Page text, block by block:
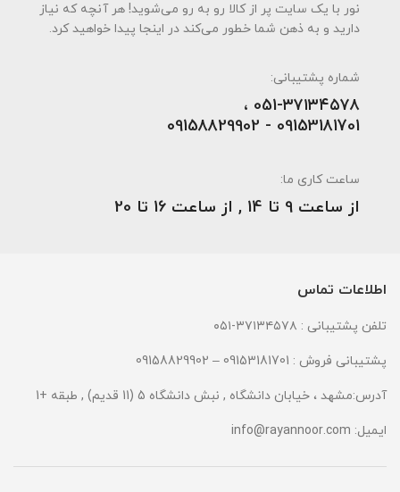
نور با یک سایت پر از کالا رو به رو می‌شوید! هر آنچه که نیاز
دارید و به ذهن شما خطور می‌کند در اینجا پیدا خواهید کرد.
شماره پشتیبانی:
051-۳۷۱۳۴۵۷۸ ،
09153181701 - 09158829902
ساعت کاری ما:
از ساعت 9 تا 14 , از ساعت 16 تا 20
اطلاعات تماس
تلفن پشتیبانی : ۳۷۱۳۴۵۷۸-۰۵۱
پشتیبانی فروش : 09153181701 – 09158829902
آدرس:مشهد ، خیابان دانشگاه , نبش دانشگاه 5 (11 قدیم) , طبقه +1
ایمیل: info@rayannoor.com